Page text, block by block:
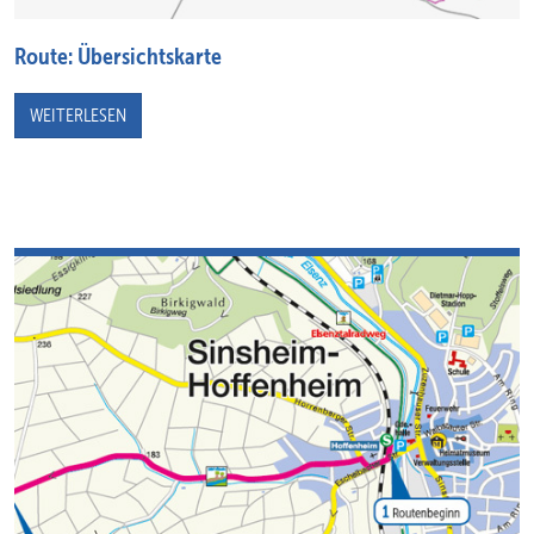
Route: Übersichtskarte
WEITERLESEN